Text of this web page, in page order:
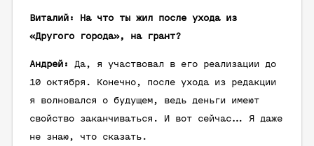
Виталий: На что ты жил после ухода из
«Другого города», на грант?
Андрей:
Да, я участвовал в его реализации до
10 октября. Конечно, после ухода из редакции
я волновался о будущем, ведь деньги имеют
свойство заканчиваться. И вот сейчас… Я даже
не знаю, что сказать.